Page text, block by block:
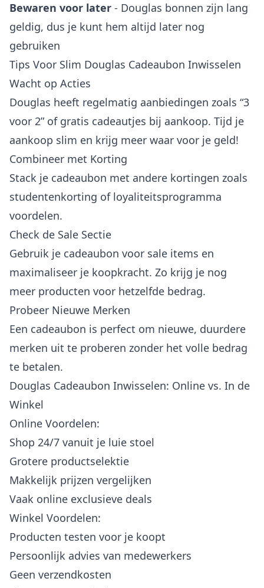
Bewaren voor later - Douglas bonnen zijn lang
geldig, dus je kunt hem altijd later nog
gebruiken
Tips Voor Slim Douglas Cadeaubon Inwisselen
Wacht op Acties
Douglas heeft regelmatig aanbiedingen zoals “3
voor 2” of gratis cadeautjes bij aankoop. Tijd je
aankoop slim en krijg meer waar voor je geld!
Combineer met Korting
Stack je cadeaubon met andere kortingen zoals
studentenkorting of loyaliteitsprogramma
voordelen.
Check de Sale Sectie
Gebruik je cadeaubon voor sale items en
maximaliseer je koopkracht. Zo krijg je nog
meer producten voor hetzelfde bedrag.
Probeer Nieuwe Merken
Een cadeaubon is perfect om nieuwe, duurdere
merken uit te proberen zonder het volle bedrag
te betalen.
Douglas Cadeaubon Inwisselen: Online vs. In de
Winkel
Online Voordelen:
Shop 24/7 vanuit je luie stoel
Grotere productselektie
Makkelijk prijzen vergelijken
Vaak online exclusieve deals
Winkel Voordelen:
Producten testen voor je koopt
Persoonlijk advies van medewerkers
Geen verzendkosten